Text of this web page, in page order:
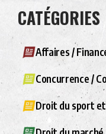
CATÉGORIES
Affaires /
Concurrence /
Droit du sport